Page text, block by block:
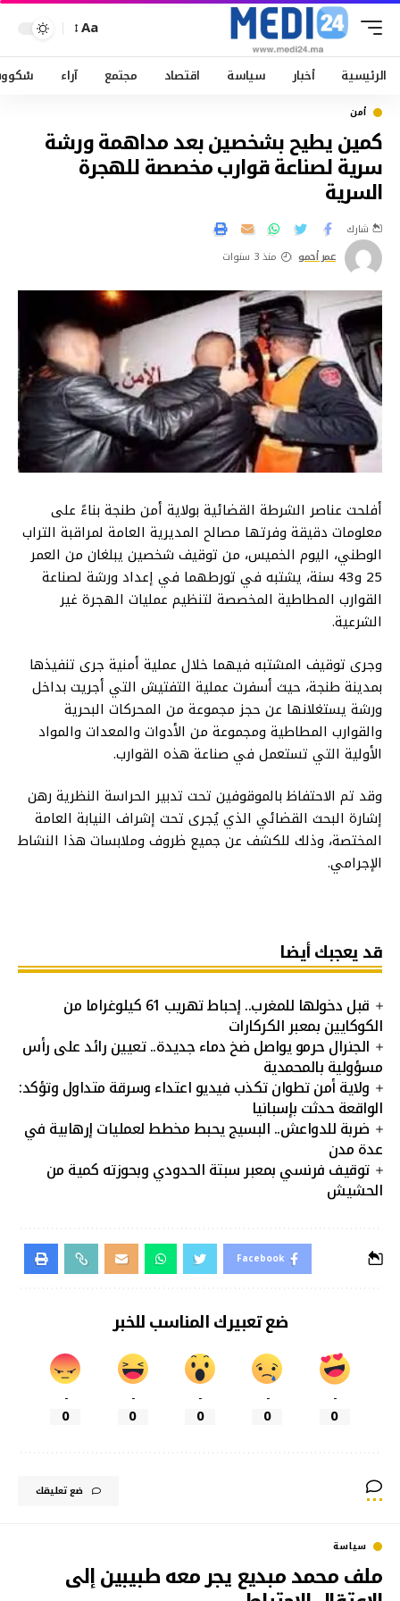
Aa
الرئيسية أخبار سياسة اقتصاد مجتمع آراء
أمن
كمين يطيح بشخصين بعد مداهمة ورشة
سرية لصناعة قوارب مخصصة للهجرة
السرية
عمر أحمو منذ 3 سنوات
شارك
أفلحت عناصر الشرطة القضائية بولاية أمن طنجة بناءً على
معلومات دقيقة وفرتها مصالح المديرية العامة لمراقبة التراب
الوطني، اليوم الخميس، من توقيف شخصين يبلغان من العمر
25 و43 سنة، يشتبه في تورطهما في إعداد ورشة لصناعة
القوارب المطاطية المخصصة لتنظيم عمليات الهجرة غير
الشرعية.
وجرى توقيف المشتبه فيهما خلال عملية أمنية جرى تنفيذها
بمدينة طنجة، حيث أسفرت عملية التفتيش التي أجريت بداخل
ورشة يستغلانها عن حجز مجموعة من المحركات البحرية
والقوارب المطاطية ومجموعة من الأدوات والمعدات والمواد
الأولية التي تستعمل في صناعة هذه القوارب.
وقد تم الاحتفاظ بالموقوفين تحت تدبير الحراسة النظرية رهن
إشارة البحث القضائي الذي يُجرى تحت إشراف النيابة العامة
المختصة، وذلك للكشف عن جميع ظروف وملابسات هذا النشاط
الإجرامي.
قد يعجبك أيضا
قبل دخولها للمغرب.. إحباط تهريب 61 كيلوغراما من
الكوكايين بمعبر الكركارات
الجنرال حرمو يواصل ضخ دماء جديدة.. تعيين رائد على رأس
مسؤولية بالمحمدية
ولاية أمن تطوان تكذب فيديو اعتداء وسرقة متداول وتؤكد:
الواقعة حدثت بإسبانيا
ضربة للدواعش.. البسيج يحبط مخطط لعمليات إرهابية في
عدة مدن
توقيف فرنسي بمعبر سبتة الحدودي وبحوزته كمية من
الحشيش
Facebook
ضع تعبيرك المناسب للخبر
-
0
-
0
-
0
-
0
-
0
ضع تعليقك
سياسة
ملف محمد مبديع يجر معه طبيبين إلى